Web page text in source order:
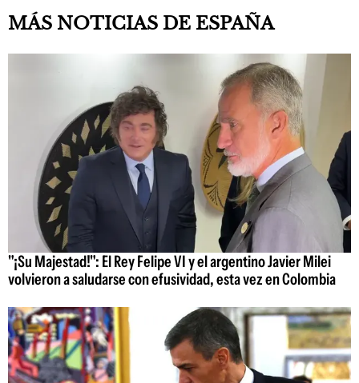
MÁS NOTICIAS DE ESPAÑA
"¡Su Majestad!": El Rey Felipe VI y el argentino Javier Milei
volvieron a saludarse con efusividad, esta vez en Colombia